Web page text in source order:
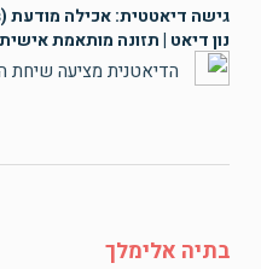
נון דיאט | תזונה מותאמת
הדיאטנית מציעה שיחת
בתיה אלימלך